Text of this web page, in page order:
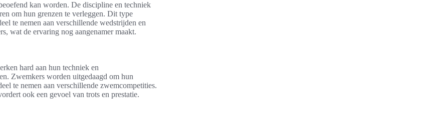
kan worden. De discipline en techniek
om hun grenzen te verleggen. Dit type
te nemen aan verschillende wedstrijden en
wat de ervaring nog aangenamer maakt.
hard aan hun techniek en
Zwemkers worden uitgedaagd om hun
te nemen aan verschillende zwemcompetities.
ook een gevoel van trots en prestatie.